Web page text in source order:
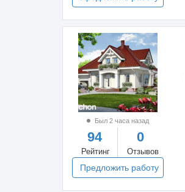
Был 2 часа назад
94
Рейтинг
0
Отзывов
Предложить работу